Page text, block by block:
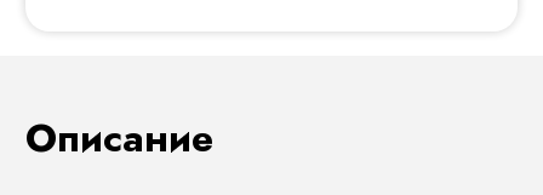
Описание